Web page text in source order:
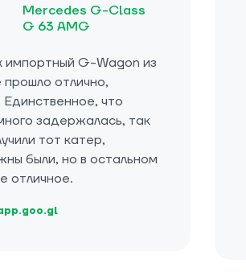
Mercedes G-Class
G 63 AMG
импортный G-Wagon из
прошло отлично,
что
задержалась, так
тот катер,
были, но в остальном
отличное.